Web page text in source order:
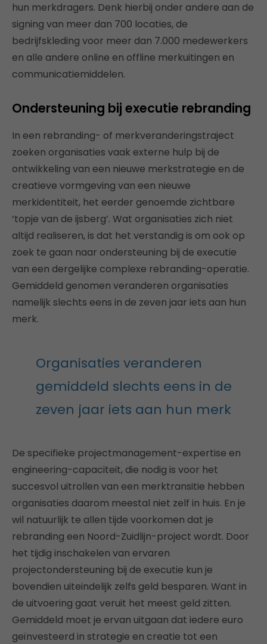
hun merkdragers. Denk hierbij onder andere aan de
signing van meer dan 700 locaties, de
bedrijfskleding voor meer dan 7.000 medewerkers
en alle andere online en offline merkuitingen en
communicatiemiddelen.
Ondersteuning bij executie rebranding
In een rebranding- of merkveranderingstraject
zoeken organisaties vaak externe hulp bij de
ontwikkeling van een nieuwe merkstrategie en de
creatieve vormgeving van een nieuwe
merkidentiteit, het eerder genoemde zichtbare
‘topje van de ijsberg’. Wat organisaties zich niet
altijd realiseren, is dat het verstandig is om ook op
zoek te gaan naar ondersteuning bij de executie
van een dergelijke complexe rebranding-operatie.
Gemiddeld genomen veranderen organisaties
namelijk slechts eens in de zeven jaar iets aan hun
merk.
Organisaties veranderen
gemiddeld slechts eens in de
zeven jaar iets aan hun merk
De specifieke projectmanagement-expertise en
engineering-capaciteit, die nodig is voor het
succesvol uitrollen van een merktransitie hebben
organisaties daarom meestal niet zelf in huis. En je
wil natuurlijk te allen tijde voorkomen dat je
rebranding een Noord-Zuidlijn-project wordt. Door
het tijdig inschakelen van ervaren
projectondersteuning bij de executie kun je
bovendien uiteindelijk zelfs geld besparen. Want in
de uitvoering gaat veruit het meest geld zitten.
Gemiddeld moet je ervan uitgaan dat iedere euro
geïnvesteerd in strategie en creatie tot een